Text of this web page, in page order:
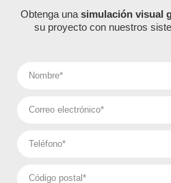
Obtenga una simulación visual
su proyecto con nuestros